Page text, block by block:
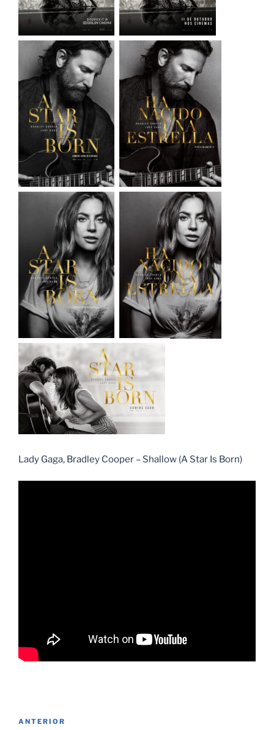
Lady Gaga, Bradley Cooper – Shallow (A Star Is Born)
Navegación
Entrada
ANTERIOR